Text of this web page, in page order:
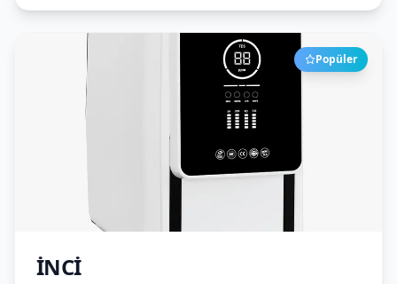
Popüler
İNCİ